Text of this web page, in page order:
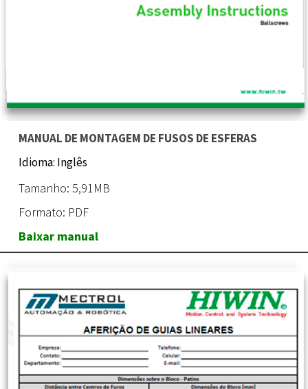
MANUAL DE MONTAGEM DE FUSOS DE ESFERAS
Idioma: Inglês
Tamanho: 5,91MB
Formato: PDF
Baixar manual